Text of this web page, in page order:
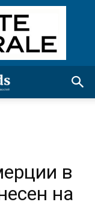
в
на